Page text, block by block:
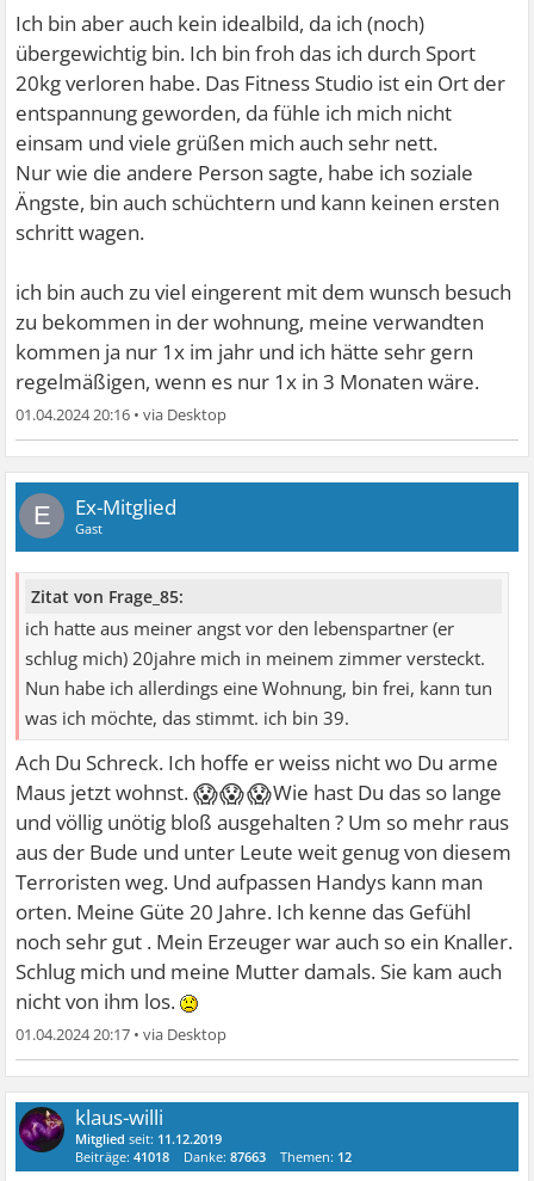
Ich bin aber auch kein idealbild, da ich (noch)
übergewichtig bin. Ich bin froh das ich durch Sport
20kg verloren habe. Das Fitness Studio ist ein Ort der
entspannung geworden, da fühle ich mich nicht
einsam und viele grüßen mich auch sehr nett.
Nur wie die andere Person sagte, habe ich soziale
Ängste, bin auch schüchtern und kann keinen ersten
schritt wagen.
ich bin auch zu viel eingerent mit dem wunsch besuch
zu bekommen in der wohnung, meine verwandten
kommen ja nur 1x im jahr und ich hätte sehr gern
regelmäßigen, wenn es nur 1x in 3 Monaten wäre.
01.04.2024 20:16 •
E Ex-Mitglied
Gast
Zitat von Frage_85:
ich hatte aus meiner angst vor den lebenspartner (er
schlug mich) 20jahre mich in meinem zimmer versteckt.
Nun habe ich allerdings eine Wohnung, bin frei, kann tun
was ich möchte, das stimmt. ich bin 39.
Ach Du Schreck. Ich hoffe er weiss nicht wo Du arme
Maus jetzt wohnst.😱😱😱Wie hast Du das so lange
und völlig unötig bloß ausgehalten ? Um so mehr raus
aus der Bude und unter Leute weit genug von diesem
Terroristen weg. Und aufpassen Handys kann man
orten. Meine Güte 20 Jahre. Ich kenne das Gefühl
noch sehr gut . Mein Erzeuger war auch so ein Knaller.
Schlug mich und meine Mutter damals. Sie kam auch
nicht von ihm los.
01.04.2024 20:17 •
klaus-willi
Mitglied seit: 11.12.2019
Beiträge:41018 Danke:87663 Themen: 12